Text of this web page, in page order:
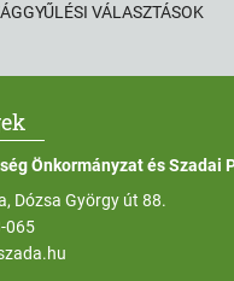
VÁLASZTÁSOK
Önkormányzat és Szadai
Dózsa György út 88.
065